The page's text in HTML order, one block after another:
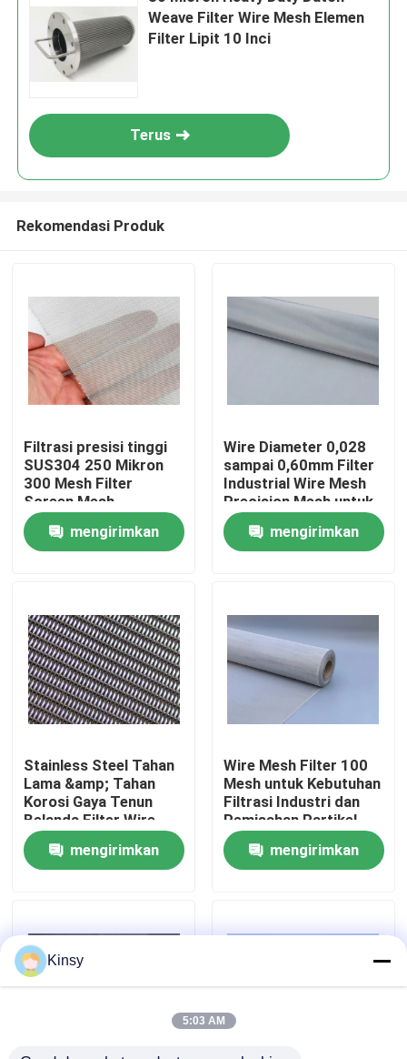
Rumah
Pertunjukan VR
Tentang Kami
Tur Pabrik
Kontrol Kualitas
Berita
Kasus-kasus
Weave Filter Wire Mesh Elemen
Filter Lipit 10 Inci
Terus
Rekomendasi Produk
Filtrasi presisi tinggi
SUS304 250 Mikron
300 Mesh Filter
Screen Mesh
mengirimkan
Wire Diameter 0,028
sampai 0,60mm Filter
Industrial Wire Mesh
Precision Mesh untuk
Filtrasi yang akurat
dan Solusi Screening
mengirimkan
Stainless Steel Tahan
Lama &amp; Tahan
Korosi Gaya Tenun
Belanda Filter Wire
Mesh
mengirimkan
Wire Mesh Filter 100
Mesh untuk Kebutuhan
Filtrasi Industri dan
Pemisahan Partikel
mengirimkan
Kinsy
5:03 AM